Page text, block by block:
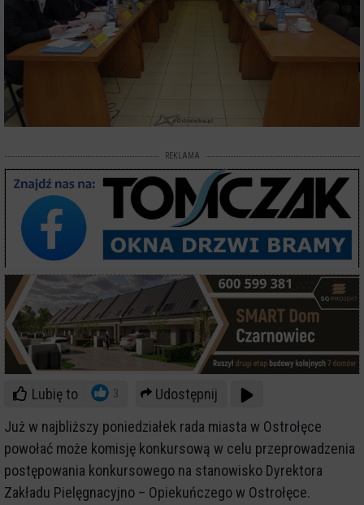
REKLAMA
Lubię to 3
Udostępnij
Już w najbliższy poniedziałek rada miasta w Ostrołęce
powołać może komisję konkursową w celu przeprowadzenia
postępowania konkursowego na stanowisko Dyrektora
Zakładu Pielęgnacyjno – Opiekuńczego w Ostrołęce.